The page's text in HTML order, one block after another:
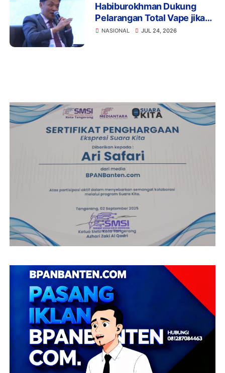
Habiburokhman Dukung
Pelarangan Total Vape jika
Disalahgunakan untuk
NASIONAL JUL 24, 2026